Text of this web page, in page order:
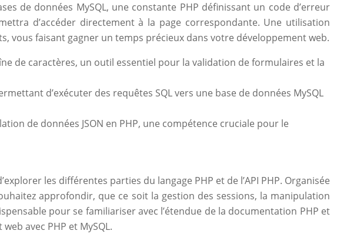
de données MySQL, une constante PHP définissant un code d’erreur
d’accéder directement à la page correspondante. Une utilisation
vous faisant gagner un temps précieux dans votre développement web.
de caractères, un outil essentiel pour la validation de formulaires et la
d’exécuter des requêtes SQL vers une base de données MySQL
de données JSON en PHP, une compétence cruciale pour le
les différentes parties du langage PHP et de l’API PHP. Organisée
approfondir, que ce soit la gestion des sessions, la manipulation
pour se familiariser avec l’étendue de la documentation PHP et
avec PHP et MySQL.